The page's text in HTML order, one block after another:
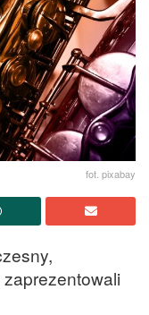
fot. pixabay